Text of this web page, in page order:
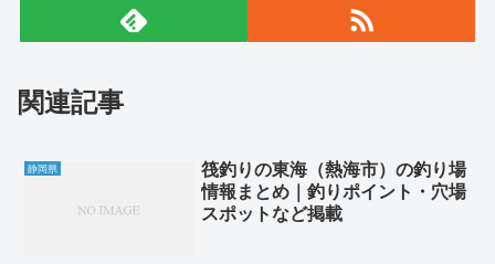
関連記事
静岡県
筏釣りの東海（熱海市）の釣り場
情報まとめ｜釣りポイント・穴場
スポットなど掲載